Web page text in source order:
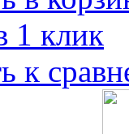
1 клик
к